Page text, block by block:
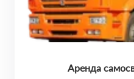
Аренда